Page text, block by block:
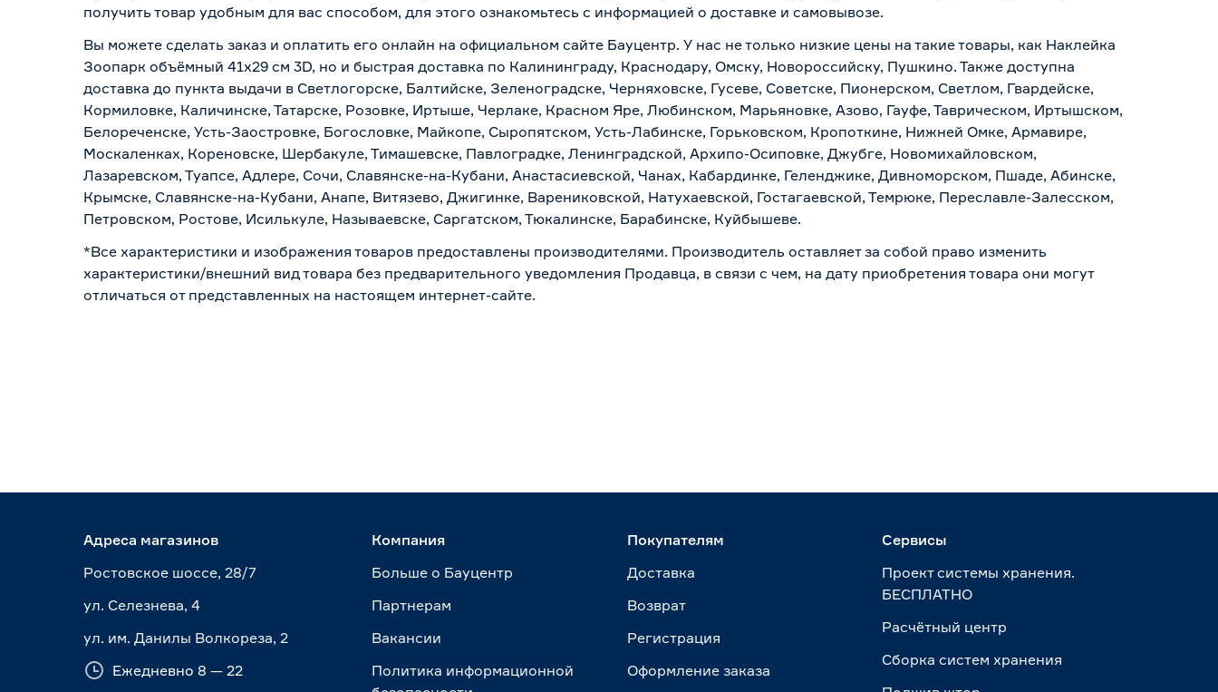
получить товар удобным для вас способом, для этого ознакомьтесь с информацией о доставке и самовывозе.
Вы можете сделать заказ и оплатить его онлайн на официальном сайте Бауцентр. У нас не только низкие цены на такие товары, как Наклейка
Зоопарк объёмный 41х29 см 3D, но и быстрая доставка по Калининграду, Краснодару, Омску, Новороссийску, Пушкино. Также доступна
доставка до пункта выдачи в Светлогорске, Балтийске, Зеленоградске, Черняховске, Гусеве, Советске, Пионерском, Светлом, Гвардейске,
Кормиловке, Каличинске, Татарске, Розовке, Иртыше, Черлаке, Красном Яре, Любинском, Марьяновке, Азово, Гауфе, Таврическом, Иртышском,
Белореченске, Усть-Заостровке, Богословке, Майкопе, Сыропятском, Усть-Лабинске, Горьковском, Кропоткине, Нижней Омке, Армавире,
Москаленках, Кореновске, Шербакуле, Тимашевске, Павлоградке, Ленинградской, Архипо-Осиповке, Джубге, Новомихайловском,
Лазаревском, Туапсе, Адлере, Сочи, Славянске-на-Кубани, Анастасиевской, Чанах, Кабардинке, Геленджике, Дивноморском, Пшаде, Абинске,
Крымске, Славянске-на-Кубани, Анапе, Витязево, Джигинке, Варениковской, Натухаевской, Гостагаевской, Темрюке, Переславле-Залесском,
Петровском, Ростове, Исилькуле, Называевске, Саргатском, Тюкалинске, Барабинске, Куйбышеве.
*Все характеристики и изображения товаров предоставлены производителями. Производитель оставляет за собой право изменить
характеристики/внешний вид товара без предварительного уведомления Продавца, в связи с чем, на дату приобретения товара они могут
отличаться от представленных на настоящем интернет-сайте.
Адреса магазинов
Ростовское шоссе, 28/7
ул. Селезнева, 4
ул. им. Данилы Волкореза, 2
Ежедневно 8 — 22
Компания
Больше о Бауцентр
Партнерам
Вакансии
Политика информационной
Покупателям
Доставка
Возврат
Регистрация
Оформление заказа
Сервисы
Проект системы хранения.
БЕСПЛАТНО
Расчётный центр
Сборка систем хранения